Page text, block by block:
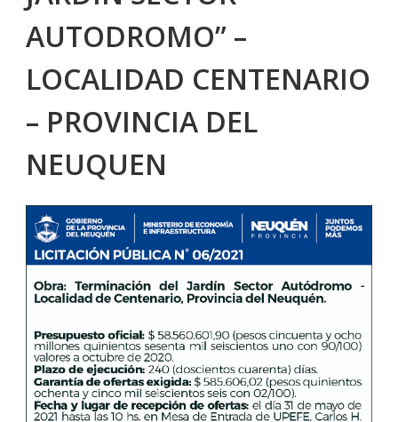
AUTODROMO” –
LOCALIDAD CENTENARIO
– PROVINCIA DEL
NEUQUEN